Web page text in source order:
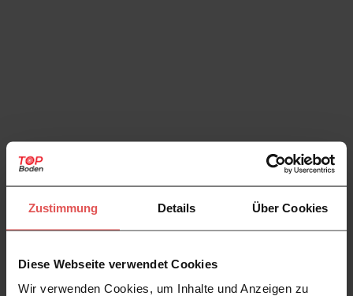
Zustimmung Details Über Cookies
Diese Webseite verwendet Cookies
Wir verwenden Cookies, um Inhalte und Anzeigen zu